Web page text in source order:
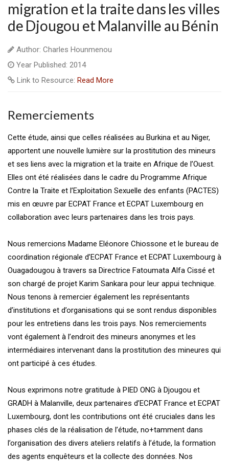
migration et la traite dans les villes
de Djougou et Malanville au Bénin
Author: Charles Hounmenou
Year Published: 2014
Link to Resource: Read More
Remerciements
Cette étude, ainsi que celles réalisées au Burkina et au Niger,
apportent une nouvelle lumière sur la prostitution des mineurs
et ses liens avec la migration et la traite en Afrique de l’Ouest.
Elles ont été réalisées dans le cadre du Programme Afrique
Contre la Traite et l’Exploitation Sexuelle des enfants (PACTES)
mis en œuvre par ECPAT France et ECPAT Luxembourg en
collaboration avec leurs partenaires dans les trois pays.
Nous remercions Madame Eléonore Chiossone et le bureau de
coordination régionale d’ECPAT France et ECPAT Luxembourg à
Ouagadougou à travers sa Directrice Fatoumata Alfa Cissé et
son chargé de projet Karim Sankara pour leur appui technique.
Nous tenons à remercier également les représentants
d’institutions et d’organisations qui se sont rendus disponibles
pour les entretiens dans les trois pays. Nos remerciements
vont également à l’endroit des mineurs anonymes et les
intermédiaires intervenant dans la prostitution des mineures qui
ont participé à ces études.
Nous exprimons notre gratitude à PIED ONG à Djougou et
GRADH à Malanville, deux partenaires d’ECPAT France et ECPAT
Luxembourg, dont les contributions ont été cruciales dans les
phases clés de la réalisation de l’étude, no+tamment dans
l’organisation des divers ateliers relatifs à l’étude, la formation
des agents enquêteurs et la collecte des données. Nos